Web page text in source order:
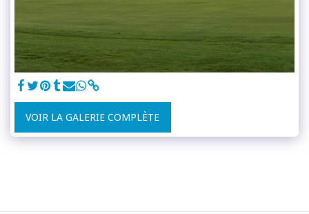
VOIR LA GALERIE COMPLÈTE